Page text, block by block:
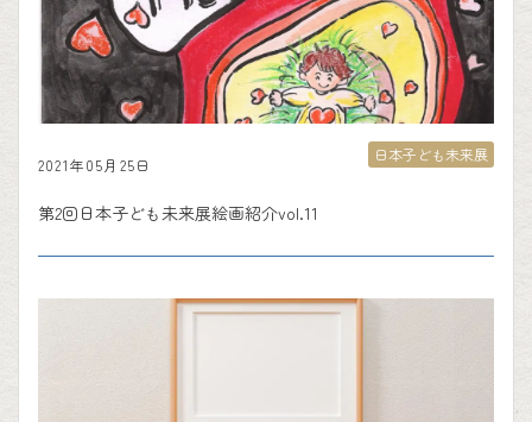
2021年05月25日
第2回日本子ども未来展絵画紹介vol.11
日本子ども未来展